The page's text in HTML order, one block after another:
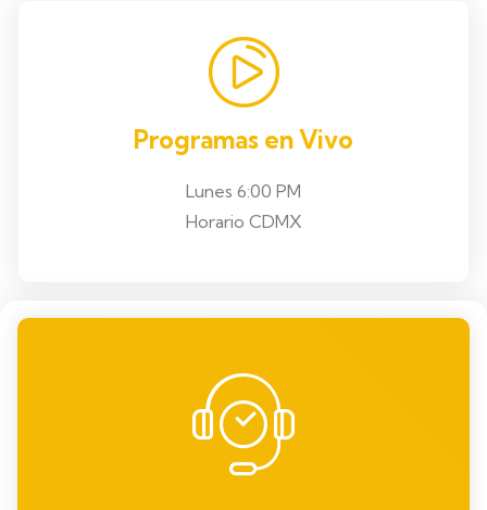
Programas en Vivo
Lunes 6:00 PM
Horario CDMX